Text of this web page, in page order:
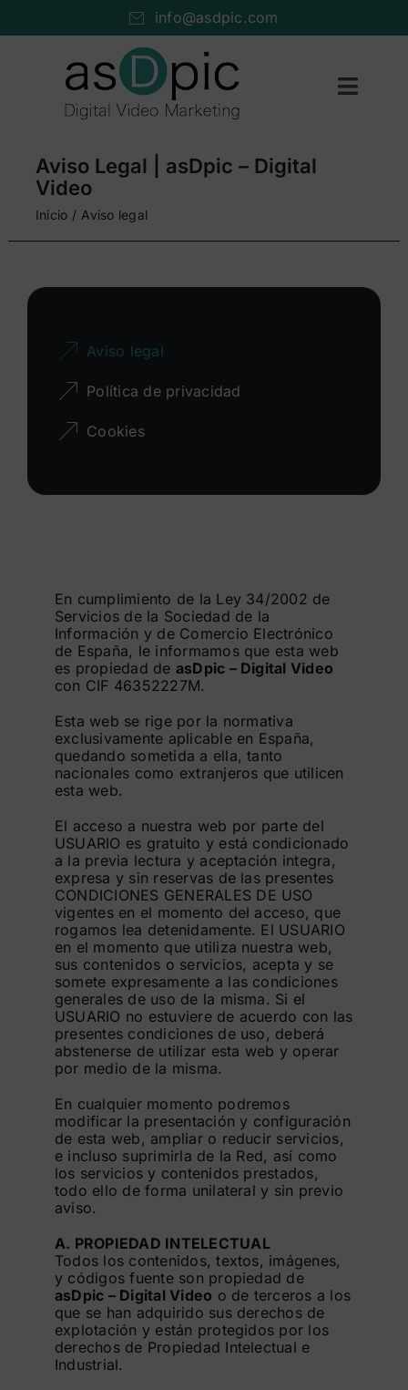
info@asdpic.com
Toggle
Producción audiovisual
Vídeo streaming
Nosotros
Cuéntanos…
Buscar:
Aviso Legal | asDpic – Digital
Video
Inicio Aviso legal
Aviso legal
Política de privacidad
Cookies
En cumplimiento de la Ley 34/2002 de
Servicios de la Sociedad de la
Información y de Comercio Electrónico
de España, le informamos que esta web
es propiedad de asDpic – Digital Video
con CIF 46352227M.
Esta web se rige por la normativa
exclusivamente aplicable en España,
quedando sometida a ella, tanto
nacionales como extranjeros que utilicen
esta web.
El acceso a nuestra web por parte del
USUARIO es gratuito y está condicionado
a la previa lectura y aceptación integra,
expresa y sin reservas de las presentes
CONDICIONES GENERALES DE USO
vigentes en el momento del acceso, que
rogamos lea detenidamente. El USUARIO
en el momento que utiliza nuestra web,
sus contenidos o servicios, acepta y se
somete expresamente a las condiciones
generales de uso de la misma. Si el
USUARIO no estuviere de acuerdo con las
presentes condiciones de uso, deberá
abstenerse de utilizar esta web y operar
por medio de la misma.
En cualquier momento podremos
modificar la presentación y configuración
de esta web, ampliar o reducir servicios,
e incluso suprimirla de la Red, así como
los servicios y contenidos prestados,
todo ello de forma unilateral y sin previo
aviso.
A. PROPIEDAD INTELECTUAL
Todos los contenidos, textos, imágenes,
y códigos fuente son propiedad de
asDpic – Digital Video o de terceros a los
que se han adquirido sus derechos de
explotación y están protegidos por los
derechos de Propiedad Intelectual e
Industrial.